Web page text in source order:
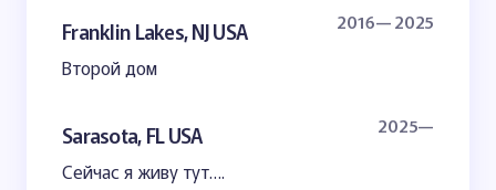
Franklin Lakes, NJ USA 2016— 2025
Второй дом
Sarasota, FL USA 2025—
Сейчас я живу тут….